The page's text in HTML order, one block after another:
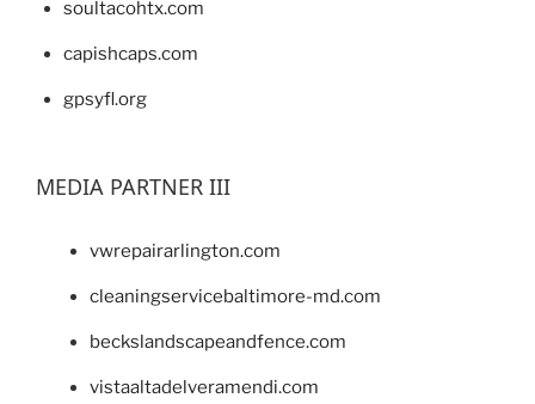
soultacohtx.com
capishcaps.com
gpsyfl.org
MEDIA PARTNER III
vwrepairarlington.com
cleaningservicebaltimore-md.com
beckslandscapeandfence.com
vistaaltadelveramendi.com